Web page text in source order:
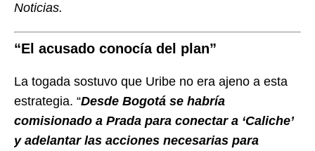
Noticias.
“El acusado conocía del plan”
La togada sostuvo que Uribe no era ajeno a esta
estrategia. “Desde Bogotá se habría
comisionado a Prada para conectar a ‘Caliche’
y adelantar las acciones necesarias para